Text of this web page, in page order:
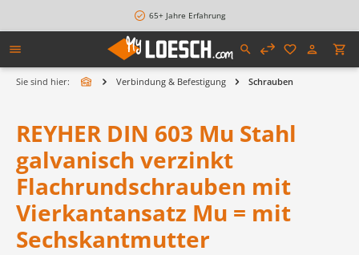
65+ Jahre Erfahrung
Sie sind hier: Verbindung & Befestigung Schrauben
REYHER DIN 603 Mu Stahl
galvanisch verzinkt
Flachrundschrauben mit
Vierkantansatz Mu = mit
Sechskantmutter